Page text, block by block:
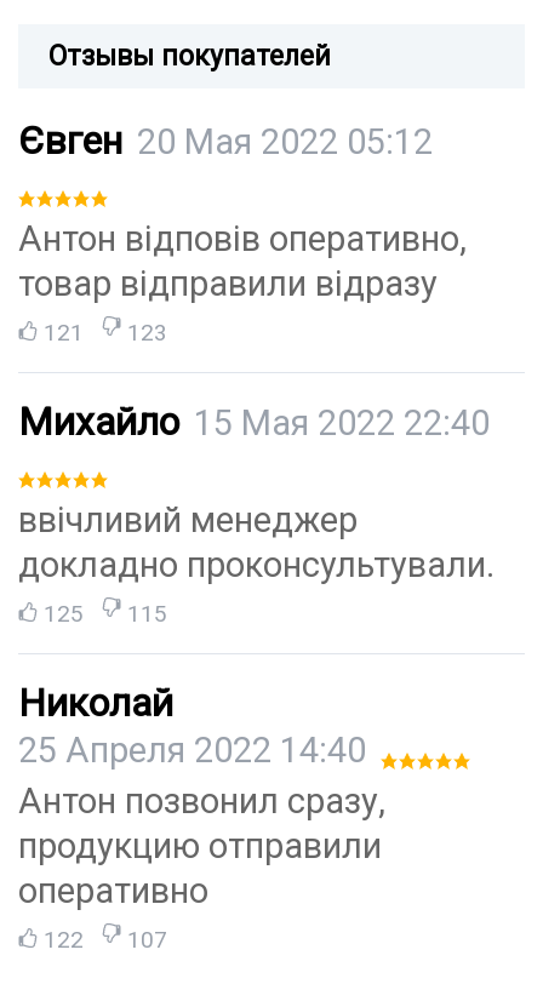
Отзывы покупателей
Євген 20 Мая 2022 05:12
Антон відповів оперативно,
товар відправили відразу
121 123
Михайло 15 Мая 2022 22:40
ввічливий менеджер
докладно проконсультували.
125 115
Николай
25 Апреля 2022 14:40
Антон позвонил сразу,
продукцию отправили
оперативно
122 107